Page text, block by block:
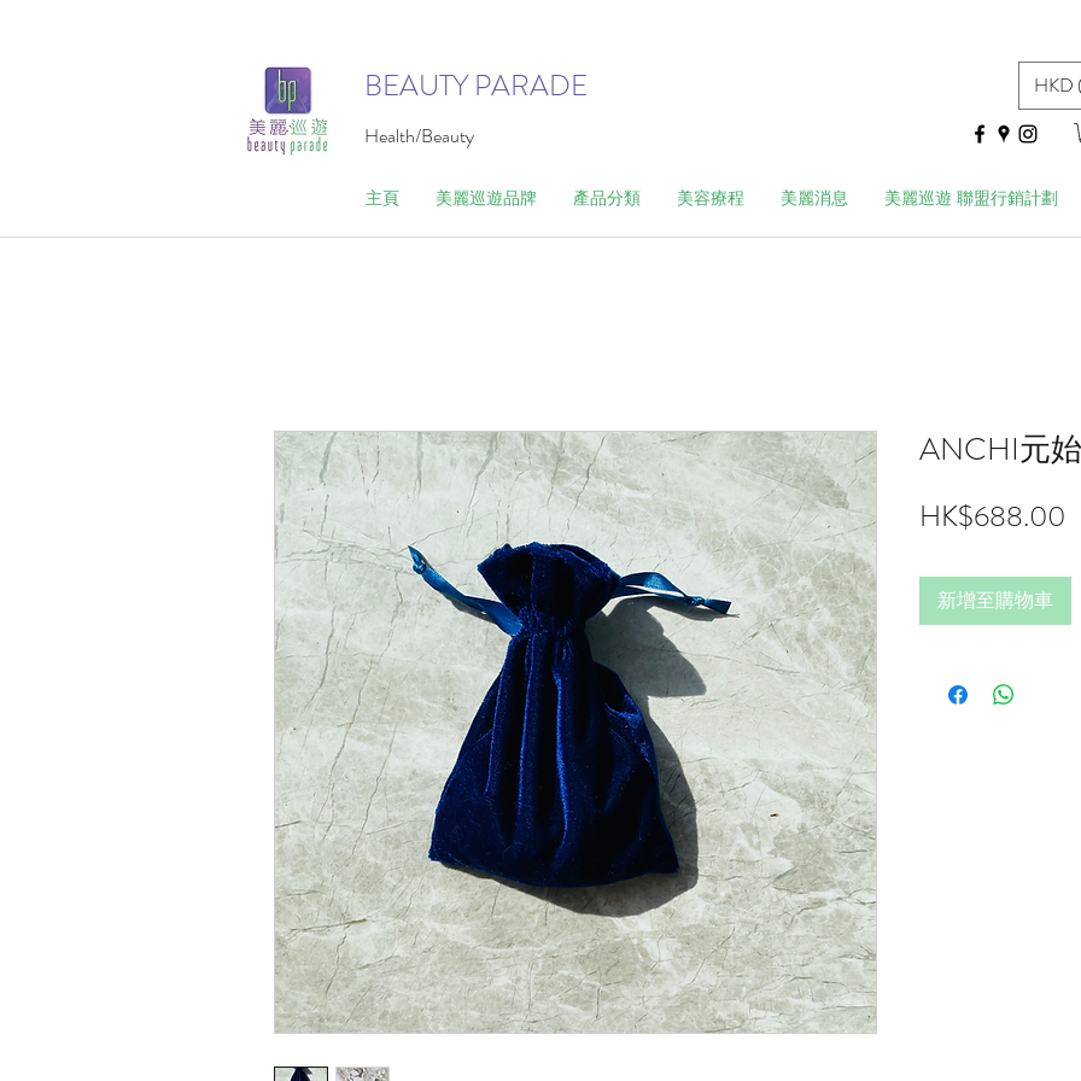
BEAUTY PARADE
Health/Beauty
HKD
主頁 美麗巡遊品牌 產品分類 美容療程 美麗消息 美麗巡遊 聯盟行銷計劃
ANCHI元
HK$688.00
新增至購物車